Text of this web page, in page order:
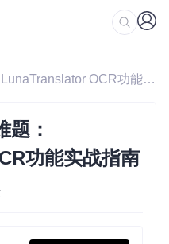
/ 攻克动态文本识别难题：LunaTranslator OCR功能实战指南
题：
功能实战指南